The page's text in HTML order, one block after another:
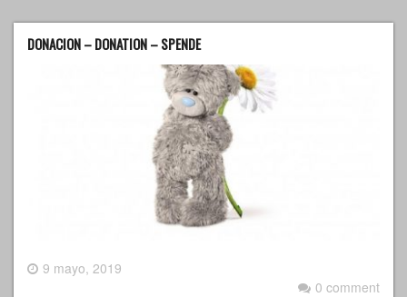
DONACION – DONATION – SPENDE
9 mayo, 2019
0 comment